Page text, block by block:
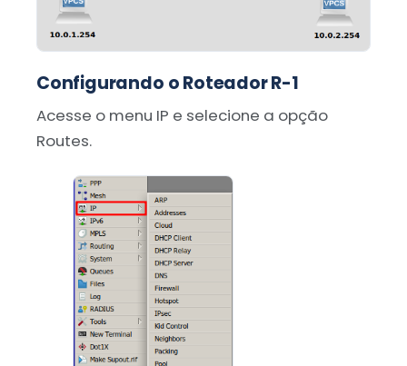
Configurando o Roteador R-1
Acesse o menu IP e selecione a opção
Routes.